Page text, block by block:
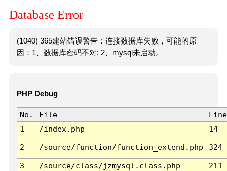
Database Error
(1040) 365建站错误警告：连接数据库失败，可能的原
因：1、数据库密码不对; 2、mysql未启动。
PHP Debug
No. File
Line
1
/index.php 14
2 /source/function/function_extend.php 324
3 /source/class/jzmysql.class.php
211